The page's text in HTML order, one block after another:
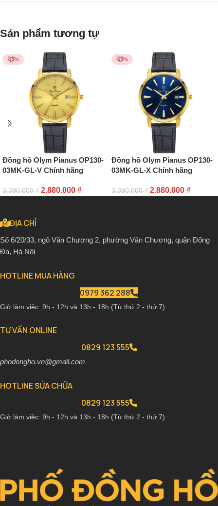
Sản phẩm tương tự
-15%
Đồng hồ Olym Pianus OP130-
03MK-GL-V Chính hãng
3.390.000₫ 2.880.000 ₫
-15%
Đồng hồ Olym Pianus OP130-
03MK-GL-X Chính hãng
3.390.000₫ 2.880.000 ₫
ĐỊA CHỈ
Số 6/20/33, ngõ Văn Chương 2, phường Văn Chương, quận Đống
Đa, Hà Nội
HOTLINE MUA HÀNG
0979 362 288
Giờ làm việc: 9h - 12h và 13h - 18h (Từ thứ 2 - thứ 7)
TƯ VẤN ONLINE
0829 123 555
phodongho.vn@gmail.com
HOTLINE SỬA CHỮA
0829 123 555
Giờ làm việc: 9h - 12h và 13h - 18h (Từ thứ 2 - thứ 7)